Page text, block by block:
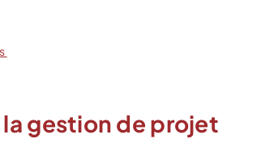
gestion de projet